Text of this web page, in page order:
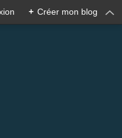
+ Créer mon blog